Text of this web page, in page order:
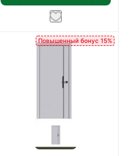
Повышенный бонус 15%